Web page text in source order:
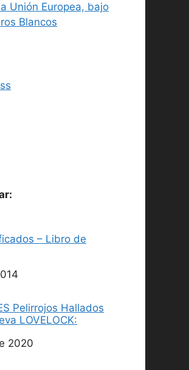
Unión Europea, bajo
Blancos
– Libro de
Pelirrojos Hallados
LOVELOCK:
2020